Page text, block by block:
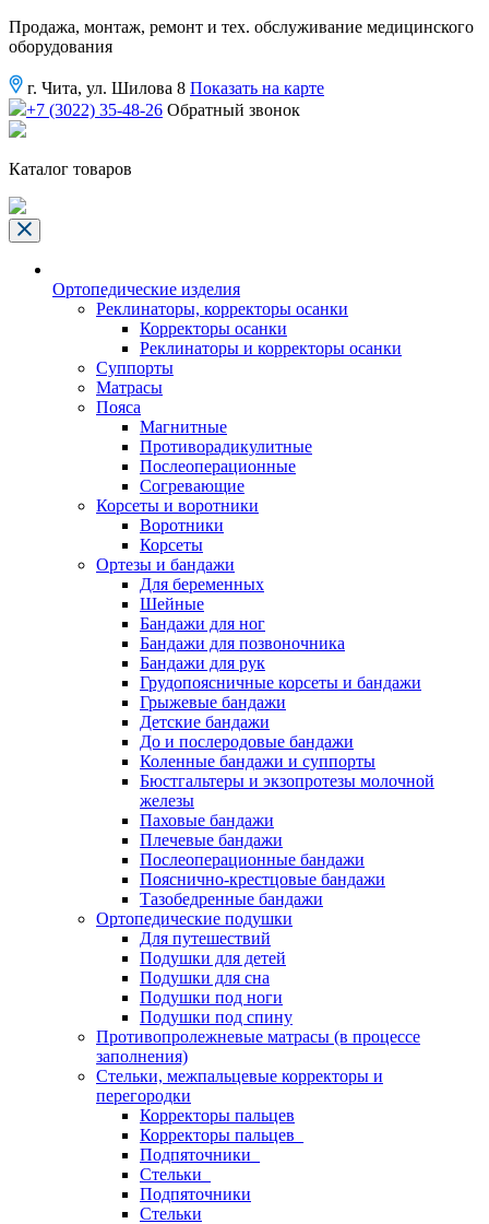
Продажа, монтаж, ремонт и тех. обслуживание медицинского
оборудования
г. Чита, ул. Шилова 8 Показать на карте
+7 (3022) 35-48-26 Обратный звонок
Каталог товаров
Ортопедические изделия
Реклинаторы, корректоры осанки
Корректоры осанки
Реклинаторы и корректоры осанки
Суппорты
Матрасы
Пояса
Магнитные
Противорадикулитные
Послеоперационные
Согревающие
Корсеты и воротники
Воротники
Корсеты
Ортезы и бандажи
Для беременных
Шейные
Бандажи для ног
Бандажи для позвоночника
Бандажи для рук
Грудопоясничные корсеты и бандажи
Грыжевые бандажи
Детские бандажи
До и послеродовые бандажи
Коленные бандажи и суппорты
Бюстгальтеры и экзопротезы молочной
железы
Паховые бандажи
Плечевые бандажи
Послеоперационные бандажи
Пояснично-крестцовые бандажи
Тазобедренные бандажи
Ортопедические подушки
Для путешествий
Подушки для детей
Подушки для сна
Подушки под ноги
Подушки под спину
Противопролежневые матрасы (в процессе
заполнения)
Стельки, межпальцевые корректоры и
перегородки
Корректоры пальцев
Корректоры пальцев_
Подпяточники_
Стельки_
Подпяточники
Стельки